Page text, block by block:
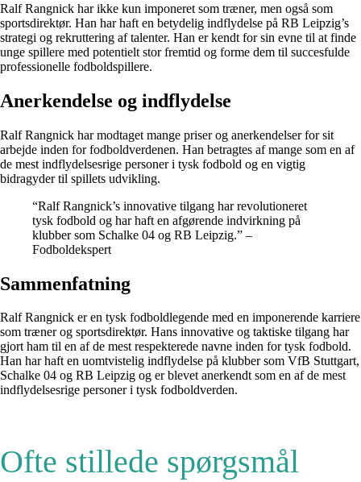
Ralf Rangnick har ikke kun imponeret som træner, men også som
sportsdirektør. Han har haft en betydelig indflydelse på RB Leipzig’s
strategi og rekruttering af talenter. Han er kendt for sin evne til at finde
unge spillere med potentielt stor fremtid og forme dem til succesfulde
professionelle fodboldspillere.
Anerkendelse og indflydelse
Ralf Rangnick har modtaget mange priser og anerkendelser for sit
arbejde inden for fodboldverdenen. Han betragtes af mange som en af
de mest indflydelsesrige personer i tysk fodbold og en vigtig
bidragyder til spillets udvikling.
“Ralf Rangnick’s innovative tilgang har revolutioneret
tysk fodbold og har haft en afgørende indvirkning på
klubber som Schalke 04 og RB Leipzig.” –
Fodboldekspert
Sammenfatning
Ralf Rangnick er en tysk fodboldlegende med en imponerende karriere
som træner og sportsdirektør. Hans innovative og taktiske tilgang har
gjort ham til en af de mest respekterede navne inden for tysk fodbold.
Han har haft en uomtvistelig indflydelse på klubber som VfB Stuttgart,
Schalke 04 og RB Leipzig og er blevet anerkendt som en af de mest
indflydelsesrige personer i tysk fodboldverden.
Ofte stillede spørgsmål